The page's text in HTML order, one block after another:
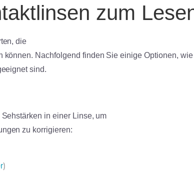
zum
die
können. Nachfolgend finden Sie einige Optionen,
sind.
in einer Linse, um
zu korrigieren:
)